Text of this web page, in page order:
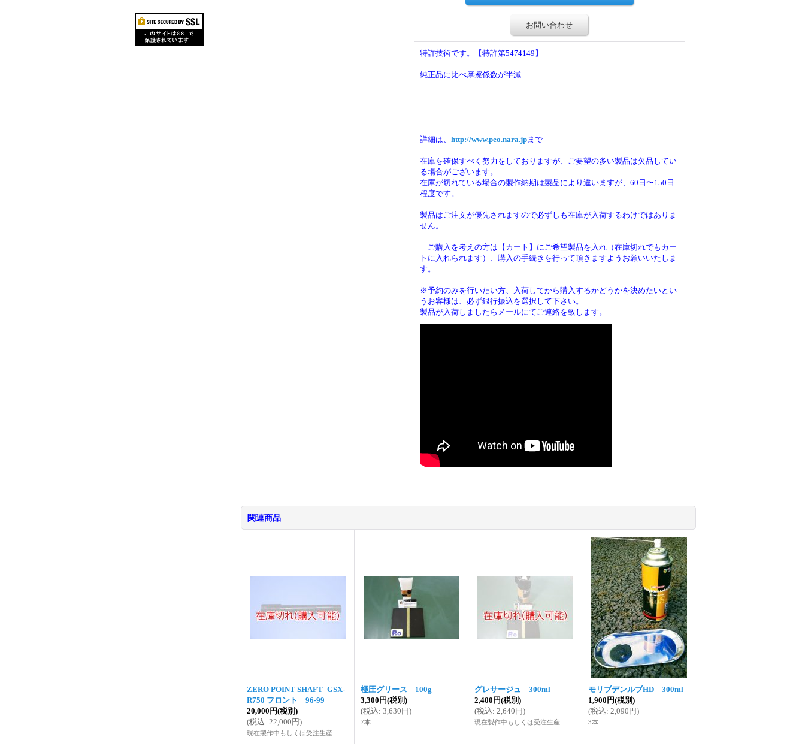
お問い合わせ
特許技術です。【特許第5474149】
純正品に比べ摩擦係数が半減
詳細は、 http://www.peo.nara.jpまで
在庫を確保すべく努力をしておりますが、ご要望の多い製品は欠品してい
る場合がございます。
在庫が切れている場合の製作納期は製品により違いますが、60日〜150日
程度です。
製品はご注文が優先されますので必ずしも在庫が入荷するわけではありま
せん。
ご購入を考えの方は【カート】にご希望製品を入れ（在庫切れでもカー
トに入れられます）、購入の手続きを行って頂きますようお願いいたしま
す。
※予約のみを行いたい方、入荷してから購入するかどうかを決めたいとい
うお客様は、必ず銀行振込を選択して下さい。
製品が入荷しましたらメールにてご連絡を致します。
関連商品
ZERO POINT SHAFT_GSX-
R750 フロント 96-99
20,000円(税別)
(税込: 22,000円)
現在製作中もしくは受注生産
極圧グリース 100g
3,300円(税別)
(税込: 3,630円)
7本
グレサージュ 300ml
2,400円(税別)
(税込: 2,640円)
現在製作中もしくは受注生産
モリブデンルブHD 300ml
1,900円(税別)
(税込: 2,090円)
3本